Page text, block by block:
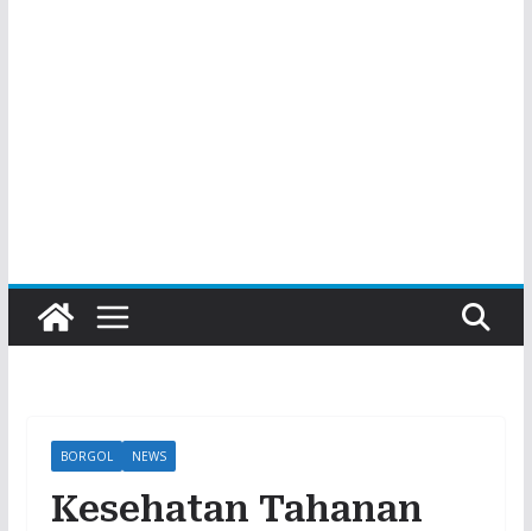
BORGOL NEWS
Kesehatan Tahanan